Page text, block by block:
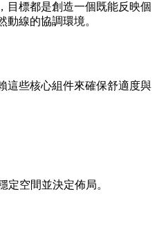
目標都是創造一個既能反映個
動線的協調環境。
這些核心組件來確保舒適度與
定空間並決定佈局。